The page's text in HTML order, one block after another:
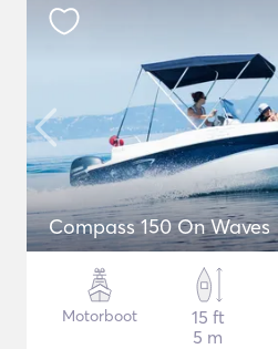
Compass 150 On Waves
Motorboot
15 ft
5 m